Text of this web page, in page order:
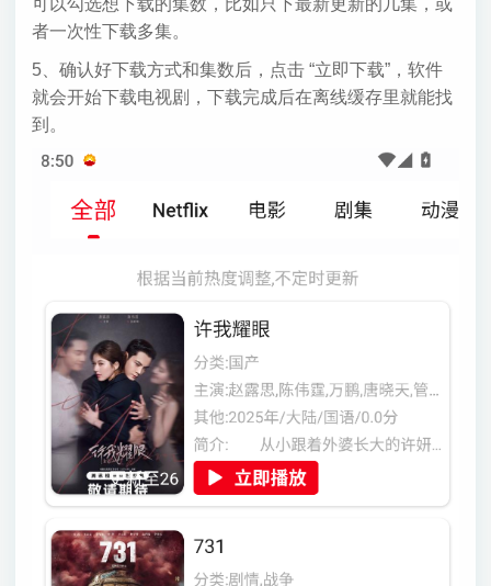
可以勾选想下载的集数，比如只下最新更新的几集，或
者一次性下载多集。
5、确认好下载方式和集数后，点击 “立即下载”，软件
就会开始下载电视剧，下载完成后在离线缓存里就能找
到。